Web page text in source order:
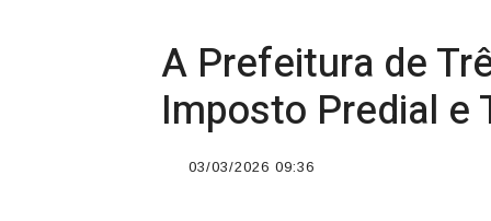
A Prefeitura de
Imposto Predial e
03/03/2026 09:36